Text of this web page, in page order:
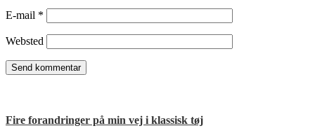
E-mail *
Websted
Fire forandringer på min vej i klassisk tøj